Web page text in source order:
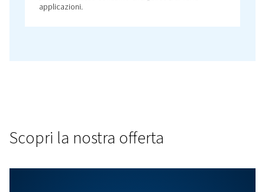
Le nostre soluzioni di aria compressa per la